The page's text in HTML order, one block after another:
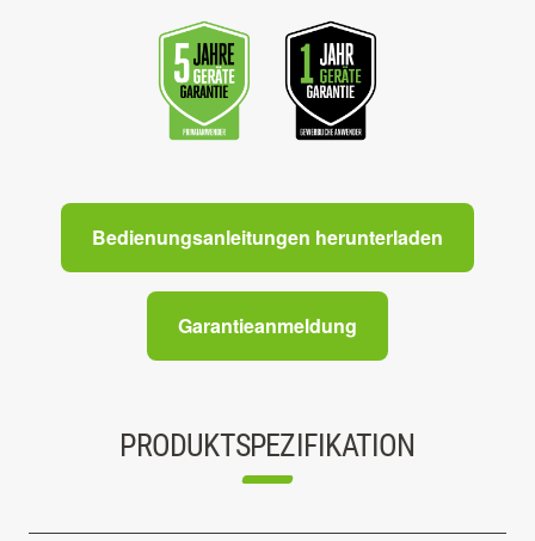
Bedienungsanleitungen herunterladen
Garantieanmeldung
PRODUKTSPEZIFIKATION